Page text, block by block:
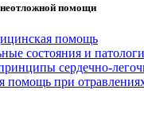
помощи
помощь
состояния и
сердечно-
помощь при